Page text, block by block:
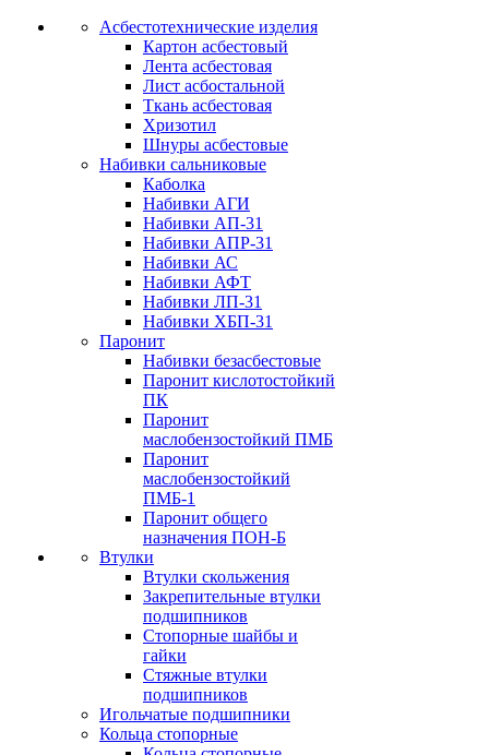
Асбестотехнические изделия
Картон асбестовый
Лента асбестовая
Лист асбостальной
Ткань асбестовая
Хризотил
Шнуры асбестовые
Набивки сальниковые
Каболка
Набивки АГИ
Набивки АП-31
Набивки АПР-31
Набивки АС
Набивки АФТ
Набивки ЛП-31
Набивки ХБП-31
Паронит
Набивки безасбестовые
Паронит кислотостойкий
ПК
Паронит
маслобензостойкий ПМБ
Паронит
маслобензостойкий
ПМБ-1
Паронит общего
назначения ПОН-Б
Втулки
Втулки скольжения
Закрепительные втулки
подшипников
Стопорные шайбы и
гайки
Стяжные втулки
подшипников
Игольчатые подшипники
Кольца стопорные